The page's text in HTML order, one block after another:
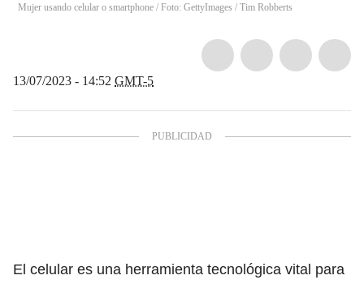
Mujer usando celular o smartphone / Foto: GettyImages / Tim Robberts
13/07/2023 - 14:52 GMT-5
El celular es una herramienta tecnológica vital para